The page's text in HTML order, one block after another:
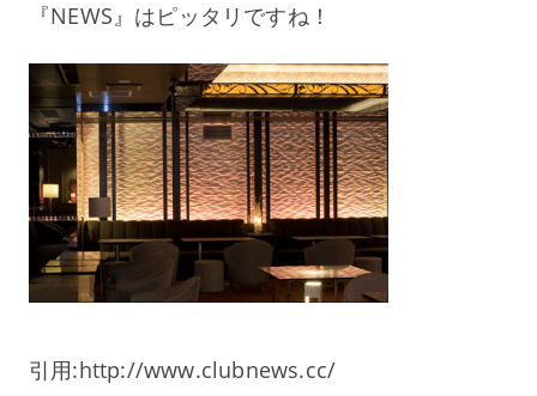
『NEWS』はピッタリですね！
引用:http://www.clubnews.cc/